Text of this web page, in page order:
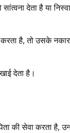
देता है या
है, तो उसके
देता है।
की सेवा करता